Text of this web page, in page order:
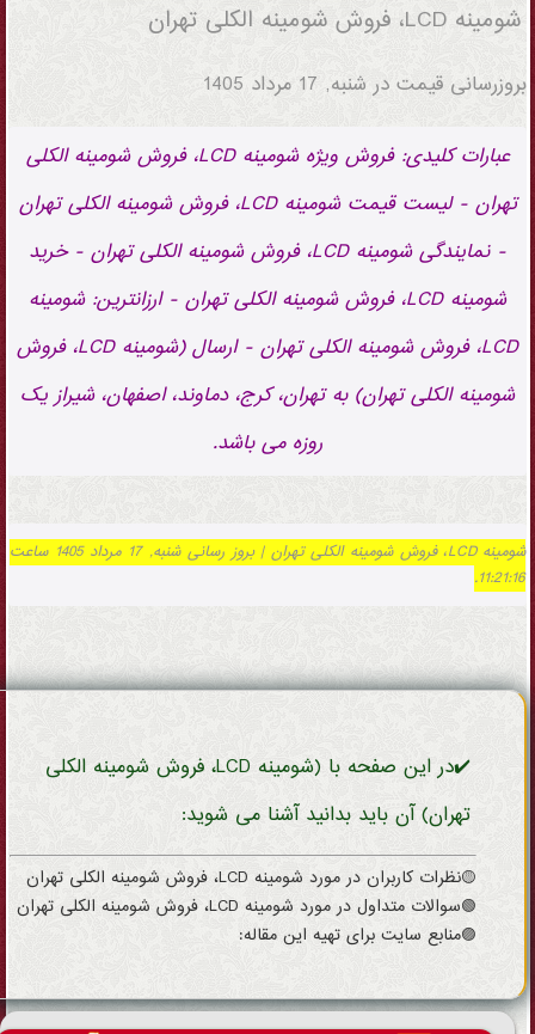
شومینه LCD، فروش شومینه الکلی تهران
بروزرسانی قیمت در شنبه, 17 مرداد 1405
عبارات کلیدی: فروش ویژه شومینه LCD، فروش شومینه الکلی
تهران - لیست قیمت شومینه LCD، فروش شومینه الکلی تهران
- نمایندگی شومینه LCD، فروش شومینه الکلی تهران - خرید
شومینه LCD، فروش شومینه الکلی تهران - ارزانترین: شومینه
LCD، فروش شومینه الکلی تهران - ارسال (شومینه LCD، فروش
شومینه الکلی تهران) به تهران، کرج، دماوند، اصفهان، شیراز یک
روزه می باشد.
شومینه LCD، فروش شومینه الکلی تهران | بروز رسانی شنبه, 17 مرداد 1405 ساعت
11:21:16.
✔️در این صفحه با (شومینه LCD، فروش شومینه الکلی
تهران) آن باید بدانید آشنا می شوید:
🟡نظرات کاربران در مورد شومینه LCD، فروش شومینه الکلی تهران
🟢سوالات متداول در مورد شومینه LCD، فروش شومینه الکلی تهران
🟣منابع سایت برای تهیه این مقاله: